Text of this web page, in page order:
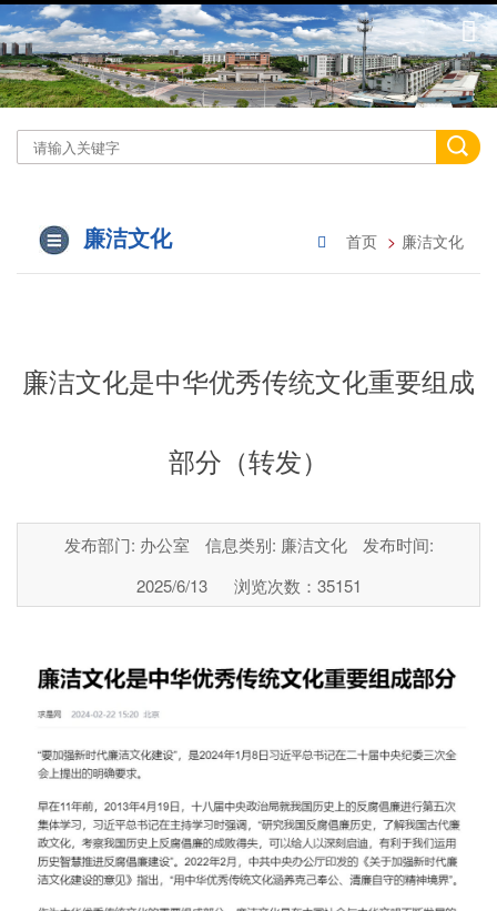
廉洁文化 首页 廉洁文化
廉洁文化是中华优秀传统文化重要组成
部分（转发）
发布部门: 办公室 信息类别: 廉洁文化
发布时间:
2025/6/13
浏览次数： 35151